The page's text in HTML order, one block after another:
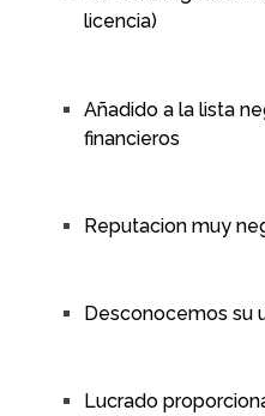
licencia)
Añadido a la lista
financieros
Reputacion muy
Desconocemos su
Lucrado